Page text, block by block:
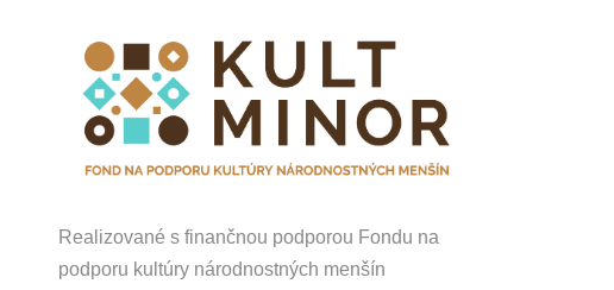
Realizované s finančnou podporou Fondu na
podporu kultúry národnostných menšín